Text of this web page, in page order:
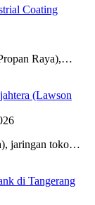
Coating
Raya),…
(Lawson
jaringan toko…
di Tangerang